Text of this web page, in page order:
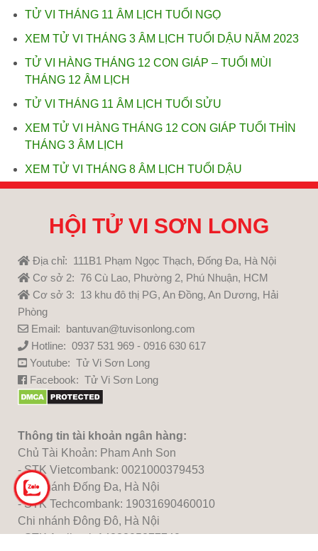
TỬ VI THÁNG 11 ÂM LỊCH TUỔI NGỌ
XEM TỬ VI THÁNG 3 ÂM LỊCH TUỔI DẬU NĂM 2023
TỬ VI HÀNG THÁNG 12 CON GIÁP – TUỔI MÙI
THÁNG 12 ÂM LỊCH
TỬ VI THÁNG 11 ÂM LỊCH TUỔI SỬU
XEM TỬ VI HÀNG THÁNG 12 CON GIÁP TUỔI THÌN
THÁNG 3 ÂM LỊCH
XEM TỬ VI THÁNG 8 ÂM LỊCH TUỔI DẬU
HỘI TỬ VI SƠN LONG
Địa chỉ: 111B1 Phạm Ngọc Thạch, Đống Đa, Hà Nội
Cơ sở 2: 76 Cù Lao, Phường 2, Phú Nhuận, HCM
Cơ sở 3: 13 khu đô thị PG, An Đồng, An Dương, Hải
Phòng
Email: bantuvan@tuvisonlong.com
Hotline: 0937 531 969 - 0916 630 617
Youtube: Tử Vi Sơn Long
Facebook: Tử Vi Sơn Long
Thông tin tài khoản ngân hàng:
Chủ Tài Khoản: Pham Anh Son
- STK Vietcombank: 0021000379453
Chi nhánh Đống Đa, Hà Nội
- STK Techcombank: 19031690460010
Chi nhánh Đông Đô, Hà Nội
- STK Agribank:1483205277740